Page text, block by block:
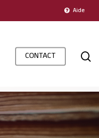
Aide
CONTACT